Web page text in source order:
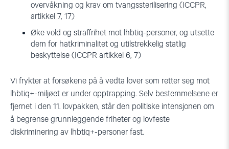
overvåkning og krav om tvangssterilisering (ICCPR,
artikkel 7, 17)
Øke vold og straffrihet mot lhbtiq-personer, og utsette
dem for hatkriminalitet og utilstrekkelig statlig
beskyttelse (ICCPR artikkel 6, 7)
Vi frykter at forsøkene på å vedta lover som retter seg mot
lhbtiq+-miljøet er under opptrapping. Selv bestemmelsene er
fjernet i den 11. lovpakken, står den politiske intensjonen om
å begrense grunnleggende friheter og lovfeste
diskriminering av lhbtiq+-personer fast.